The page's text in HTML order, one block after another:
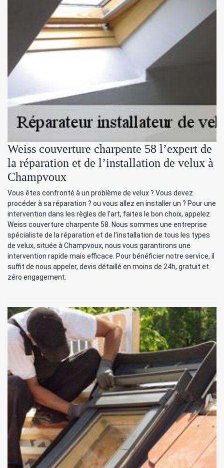
Weiss couverture charpente 58 l’expert de
la réparation et de l’installation de velux à
Champvoux
Vous êtes confronté à un problème de velux ? Vous devez
procéder à sa réparation ? ou vous allez en installer un ? Pour une
intervention dans les règles de l’art, faites le bon choix, appelez
Weiss couverture charpente 58. Nous sommes une entreprise
spécialiste de la réparation et de l’installation de tous les types
de velux, située à Champvoux, nous vous garantirons une
intervention rapide mais efficace. Pour bénéficier notre service, il
suffit de nous appeler, devis détaillé en moins de 24h, gratuit et
zéro engagement.